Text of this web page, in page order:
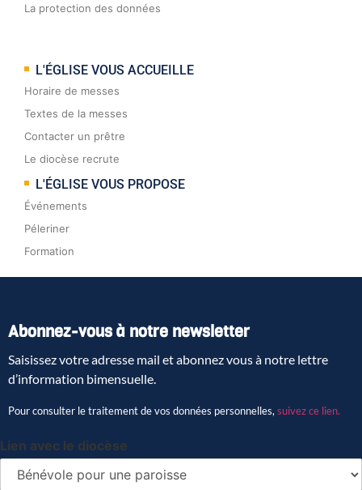
La protection des données
L'ÉGLISE VOUS ACCUEILLE
Horaire de messes
Textes de la messes
Contacter un prêtre
Le diocèse recrute
L'ÉGLISE VOUS PROPOSE
Événements
Péleriner
Formation
Abonnez-vous à notre newsletter
Saisissez votre adresse mail et abonnez vous à notre lettre
d’information bimensuelle.
Pour consulter le traitement de vos données personnelles, suivez ce lien.
Lien avec le diocèse